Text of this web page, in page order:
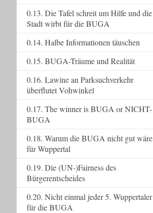
0.13. Die Tafel schreit um Hilfe und die
Stadt wirbt für die BUGA
0.14. Halbe Informationen täuschen
0.15. BUGA-Träume und Realität
0.16. Lawine an Parksuchverkehr
überflutet Vohwinkel
0.17. The winner is BUGA or NICHT-
BUGA
0.18. Warum die BUGA nicht gut wäre
für Wuppertal
0.19. Die (UN-)Fairness des
Bürgerentscheides
0.20. Nicht einmal jeder 5. Wuppertaler
für die BUGA